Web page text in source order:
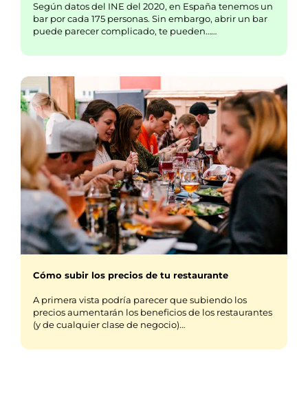
Según datos del INE del 2020, en España tenemos un
bar por cada 175 personas. Sin embargo, abrir un bar
puede parecer complicado, te pueden……
Cómo subir los precios de tu restaurante
A primera vista podría parecer que subiendo los
precios aumentarán los beneficios de los restaurantes
(y de cualquier clase de negocio)…